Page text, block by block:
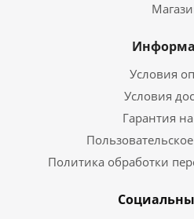
Условия
Условия
Гарантия
Политика обработки